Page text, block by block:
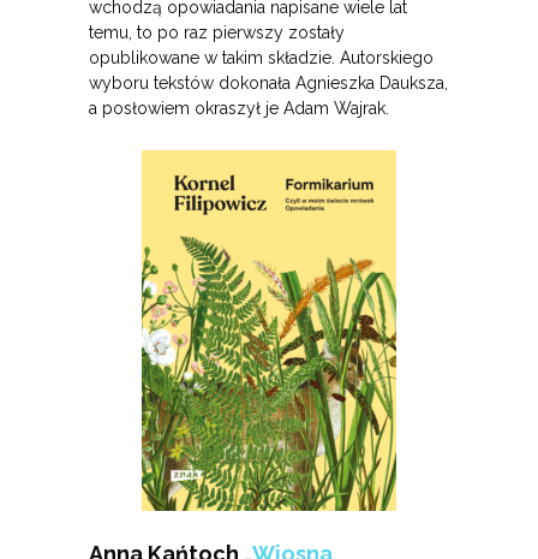
wchodzą opowiadania napisane wiele lat
temu, to po raz pierwszy zostały
opublikowane w takim składzie. Autorskiego
wyboru tekstów dokonała Agnieszka Dauksza,
a posłowiem okraszył je Adam Wajrak.
Anna Kańtoch „Wiosna